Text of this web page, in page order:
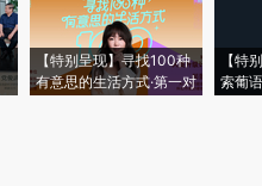
【特别呈现】寻找100种
有意思的生活方式·第一对
【特
索葡